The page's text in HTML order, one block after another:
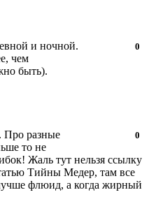
Нравится!
0
и ночной.
чем
быть).
Нравится!
0
Про разные
то не
Жаль тут нельзя ссылку
Тийны Медер, там все
флюид, а когда жирный